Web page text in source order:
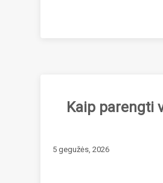
Kaip parengti
5 gegužės, 2026